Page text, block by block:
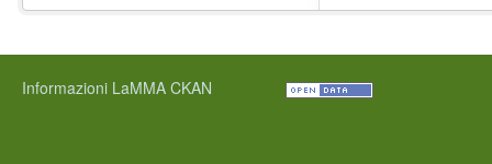
Informazioni LaMMA CKAN